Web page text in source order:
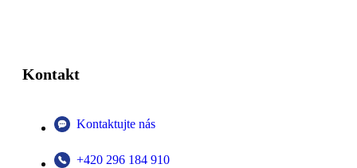
Kontakt
Kontaktujte nás
+420 296 184 910